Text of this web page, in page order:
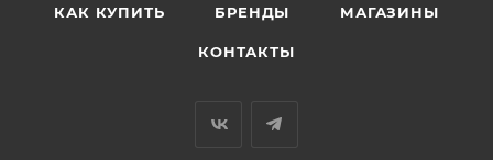
КАК КУПИТЬ БРЕНДЫ МАГАЗИНЫ
КОНТАКТЫ